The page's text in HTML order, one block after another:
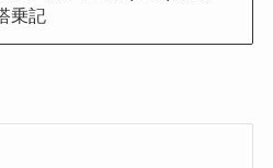
乗記